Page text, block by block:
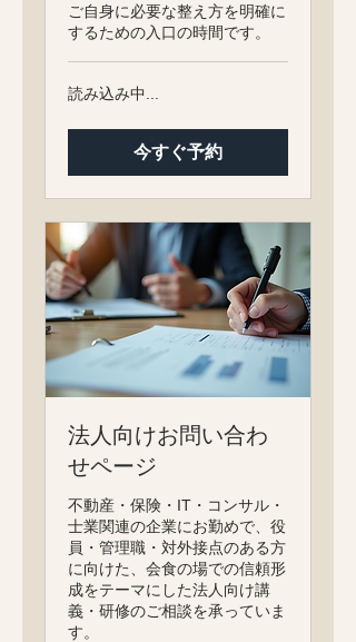
ご自身に必要な整え方を明確に
するための入口の時間です。
読み込み中...
今すぐ予約
法人向けお問い合わ
せページ
不動産・保険・IT・コンサル・
士業関連の企業にお勤めで、役
員・管理職・対外接点のある方
に向けた、会食の場での信頼形
成をテーマにした法人向け講
義・研修のご相談を承っていま
す。